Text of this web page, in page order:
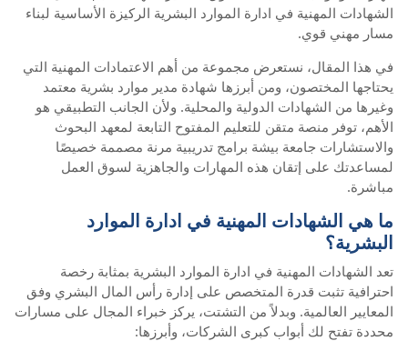
الشهادات المهنية في ادارة الموارد البشرية الركيزة الأساسية لبناء
مسار مهني قوي.
في هذا المقال، نستعرض مجموعة من أهم الاعتمادات المهنية التي
يحتاجها المختصون، ومن أبرزها شهادة مدير موارد بشرية معتمد
وغيرها من الشهادات الدولية والمحلية. ولأن الجانب التطبيقي هو
الأهم، توفر منصة متقن للتعليم المفتوح التابعة لمعهد البحوث
والاستشارات جامعة بيشة برامج تدريبية مرنة مصممة خصيصًا
لمساعدتك على إتقان هذه المهارات والجاهزية لسوق العمل
مباشرة.
ما هي الشهادات المهنية في ادارة الموارد
البشرية؟
تعد الشهادات المهنية في ادارة الموارد البشرية بمثابة رخصة
احترافية تثبت قدرة المتخصص على إدارة رأس المال البشري وفق
المعايير العالمية. وبدلاً من التشتت، يركز خبراء المجال على مسارات
محددة تفتح لك أبواب كبرى الشركات، وأبرزها: